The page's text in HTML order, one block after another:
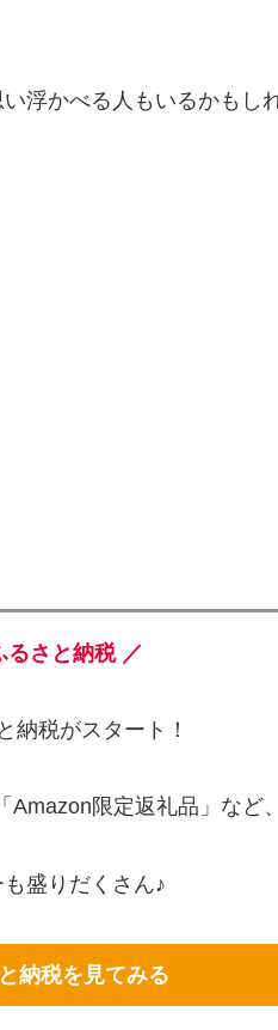
浮かべる人もいるかもし
さと納税 ／
納税がスタート！
Amazon限定返礼品」など、
盛りだくさん♪
納税を見てみる